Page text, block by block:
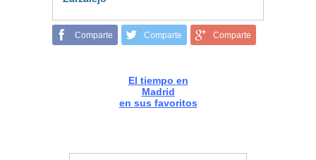
Comparte Comparte Comparte
El tiempo en
Madrid
en sus favoritos